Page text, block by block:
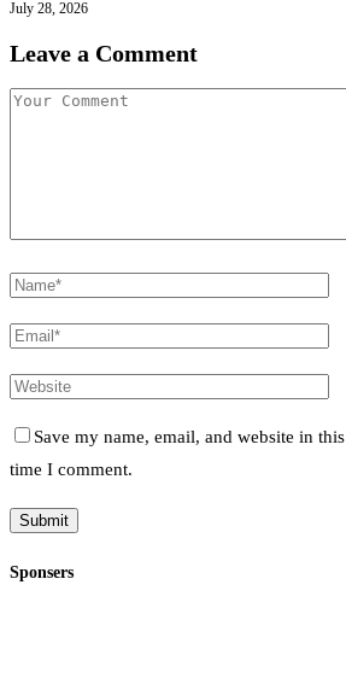
July 28, 2026
Leave a Comment
Save my name, email, and website in
time I comment.
Sponsers